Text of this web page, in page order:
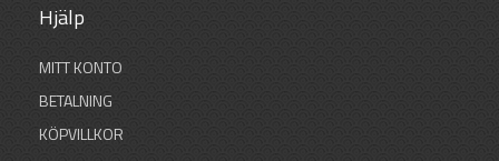
Hjälp
MITT KONTO
BETALNING
KÖPVILLKOR